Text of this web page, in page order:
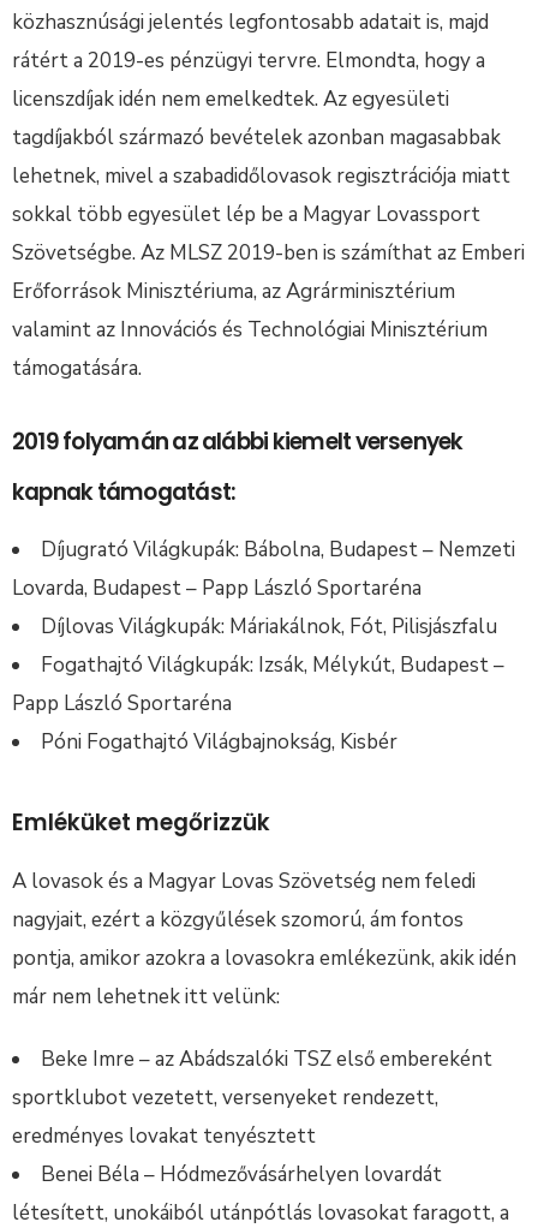
közhasznúsági jelentés legfontosabb adatait is, majd
rátért a 2019-es pénzügyi tervre. Elmondta, hogy a
licenszdíjak idén nem emelkedtek. Az egyesületi
tagdíjakból származó bevételek azonban magasabbak
lehetnek, mivel a szabadidőlovasok regisztrációja miatt
sokkal több egyesület lép be a Magyar Lovassport
Szövetségbe. Az MLSZ 2019-ben is számíthat az Emberi
Erőforrások Minisztériuma, az Agrárminisztérium
valamint az Innovációs és Technológiai Minisztérium
támogatására.
2019 folyamán az alábbi kiemelt versenyek
kapnak támogatást:
Díjugrató Világkupák: Bábolna, Budapest – Nemzeti
Lovarda, Budapest – Papp László Sportaréna
Díjlovas Világkupák: Máriakálnok, Fót, Pilisjászfalu
Fogathajtó Világkupák: Izsák, Mélykút, Budapest –
Papp László Sportaréna
Póni Fogathajtó Világbajnokság, Kisbér
Emléküket megőrizzük
A lovasok és a Magyar Lovas Szövetség nem feledi
nagyjait, ezért a közgyűlések szomorú, ám fontos
pontja, amikor azokra a lovasokra emlékezünk, akik idén
már nem lehetnek itt velünk:
Beke Imre – az Abádszalóki TSZ első embereként
sportklubot vezetett, versenyeket rendezett,
eredményes lovakat tenyésztett
Benei Béla – Hódmezővásárhelyen lovardát
létesített, unokáiból utánpótlás lovasokat faragott, a